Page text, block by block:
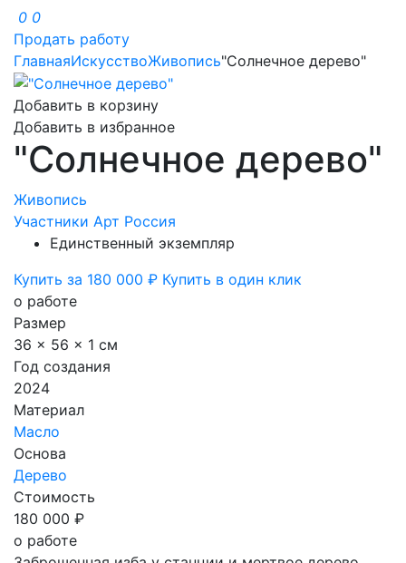
0 0
Продать работу
ГлавнаяИскусствоЖивопись"Солнечное дерево"
Добавить в корзину
Добавить в избранное
"Солнечное дерево"
Живопись
Участники Арт Россия
Единственный экземпляр
Купить за 180 000 ₽ Купить в один клик
о работе
Размер
36 x 56 x 1 см
Год создания
2024
Материал
Масло
Основа
Дерево
Стоимость
180 000 ₽
о работе